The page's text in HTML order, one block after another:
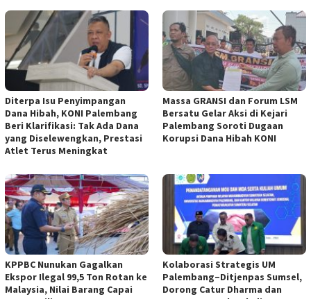
Diterpa Isu Penyimpangan
Dana Hibah, KONI Palembang
Beri Klarifikasi: Tak Ada Dana
yang Diselewengkan, Prestasi
Atlet Terus Meningkat
Massa GRANSI dan Forum LSM
Bersatu Gelar Aksi di Kejari
Palembang Soroti Dugaan
Korupsi Dana Hibah KONI
KPPBC Nunukan Gagalkan
Ekspor Ilegal 99,5 Ton Rotan ke
Malaysia, Nilai Barang Capai
Kolaborasi Strategis UM
Palembang–Ditjenpas Sumsel,
Dorong Catur Dharma dan